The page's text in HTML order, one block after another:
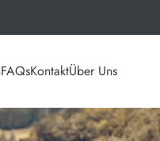
FAQsKontaktÜber Uns